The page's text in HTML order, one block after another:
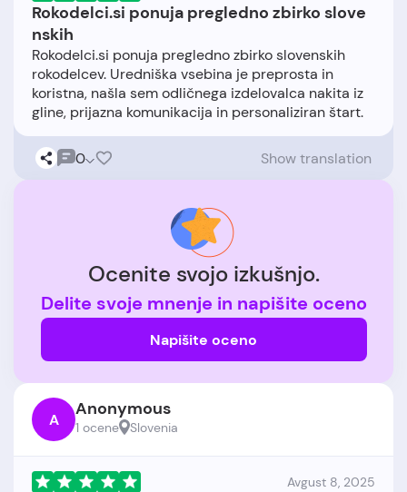
Rokodelci.si ponuja pregledno zbirko slove
nskih
Rokodelci.si ponuja pregledno zbirko slovenskih
rokodelcev. Uredniška vsebina je preprosta in
koristna, našla sem odličnega izdelovalca nakita iz
0 Show translation
Ocenite svojo izkušnjo.
Delite svoje mnenje in napišite oceno
Napišite oceno
A Anonymous
1 ocene Slovenia
Avgust 8, 2025